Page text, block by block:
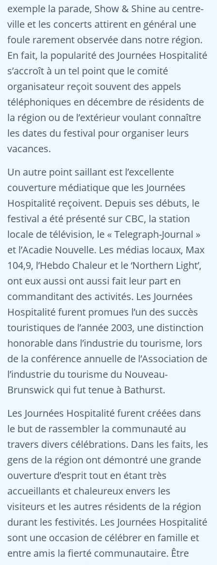
exemple la parade, Show & Shine au centre-
ville et les concerts attirent en général une
foule rarement observée dans notre région.
En fait, la popularité des Journées Hospitalité
s’accroît à un tel point que le comité
organisateur reçoit souvent des appels
téléphoniques en décembre de résidents de
la région ou de l’extérieur voulant connaître
les dates du festival pour organiser leurs
vacances.
Un autre point saillant est l’excellente
couverture médiatique que les Journées
Hospitalité reçoivent. Depuis ses débuts, le
festival a été présenté sur CBC, la station
locale de télévision, le « Telegraph-Journal »
et l’Acadie Nouvelle. Les médias locaux, Max
104,9, l’Hebdo Chaleur et le ‘Northern Light’,
ont eux aussi ont aussi fait leur part en
commanditant des activités. Les Journées
Hospitalité furent promues l’un des succès
touristiques de l’année 2003, une distinction
honorable dans l’industrie du tourisme, lors
de la conférence annuelle de l’Association de
l’industrie du tourisme du Nouveau-
Brunswick qui fut tenue à Bathurst.
Les Journées Hospitalité furent créées dans
le but de rassembler la communauté au
travers divers célébrations. Dans les faits, les
gens de la région ont démontré une grande
ouverture d’esprit tout en étant très
accueillants et chaleureux envers les
visiteurs et les autres résidents de la région
durant les festivités. Les Journées Hospitalité
sont une occasion de célébrer en famille et
entre amis la fierté communautaire. Être